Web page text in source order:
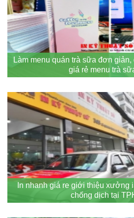
Làm menu quán trà sữa đơn
giá rẻ menu trà
In nhanh giá re giới thiệu xưởng
chống dịch tại